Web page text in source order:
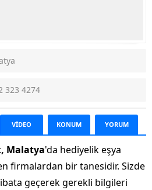
323 4274
VİDEO KONUM YORUM
Malatya'da hediyelik eşya
firmalardan bir tanesidir. Sizde
geçerek gerekli bilgileri